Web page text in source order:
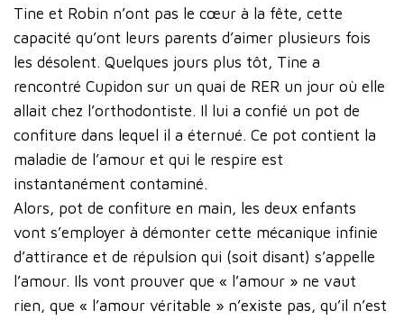
Tine et Robin n’ont pas le cœur à la fête, cette
capacité qu’ont leurs parents d’aimer plusieurs fois
les désolent. Quelques jours plus tôt, Tine a
rencontré Cupidon sur un quai de RER un jour où elle
allait chez l’orthodontiste. Il lui a confié un pot de
confiture dans lequel il a éternué. Ce pot contient la
maladie de l’amour et qui le respire est
instantanément contaminé.
Alors, pot de confiture en main, les deux enfants
vont s’employer à démonter cette mécanique infinie
d’attirance et de répulsion qui (soit disant) s’appelle
l’amour. Ils vont prouver que « l’amour » ne vaut
rien, que « l’amour véritable » n’existe pas, qu’il n’est